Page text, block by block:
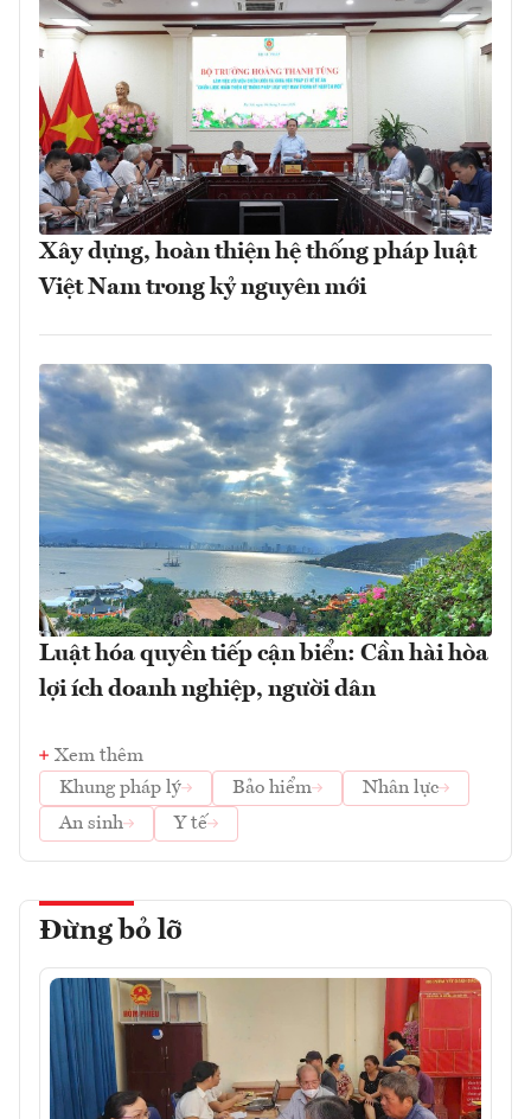
Xây dựng, hoàn thiện hệ thống pháp luật
Việt Nam trong kỷ nguyên mới
Luật hóa quyền tiếp cận biển: Cần hài hòa
lợi ích doanh nghiệp, người dân
Xem thêm
Khung pháp lý
Bảo hiểm
Nhân lực
An sinh
Y tế
Đừng bỏ lỡ